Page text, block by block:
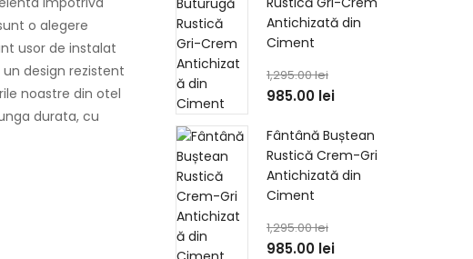
o alegere
usor de instalat
design rezistent
noastre din otel
durata, cu
Antichizată din
Ciment
1,295.00lei
985.00 lei
Fântână Buștean
Rustică Crem-Gri
Antichizată din
Ciment
1,295.00lei
985.00 lei